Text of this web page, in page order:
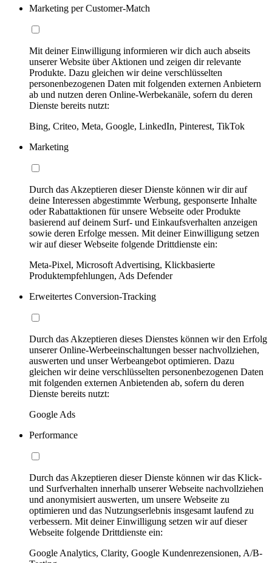
Marketing per Customer-Match
Mit deiner Einwilligung informieren wir dich auch abseits
unserer Website über Aktionen und zeigen dir relevante
Produkte. Dazu gleichen wir deine verschlüsselten
personenbezogenen Daten mit folgenden externen Anbietern
ab und nutzen deren Online-Werbekanäle, sofern du deren
Dienste bereits nutzt:
Bing, Criteo, Meta, Google, LinkedIn, Pinterest, TikTok
Marketing
Durch das Akzeptieren dieser Dienste können wir dir auf
deine Interessen abgestimmte Werbung, gesponserte Inhalte
oder Rabattaktionen für unsere Webseite oder Produkte
basierend auf deinem Surf- und Einkaufsverhalten anzeigen
sowie deren Erfolge messen. Mit deiner Einwilligung setzen
wir auf dieser Webseite folgende Drittdienste ein:
Meta-Pixel, Microsoft Advertising, Klickbasierte
Produktempfehlungen, Ads Defender
Erweitertes Conversion-Tracking
Durch das Akzeptieren dieses Dienstes können wir den Erfolg
unserer Online-Werbeeinschaltungen besser nachvollziehen,
auswerten und unser Werbeangebot optimieren. Dazu
gleichen wir deine verschlüsselten personenbezogenen Daten
mit folgenden externen Anbietenden ab, sofern du deren
Dienste bereits nutzt:
Google Ads
Performance
Durch das Akzeptieren dieser Dienste können wir das Klick-
und Surfverhalten innerhalb unserer Webseite nachvollziehen
und anonymisiert auswerten, um unsere Webseite zu
optimieren und das Nutzungserlebnis insgesamt laufend zu
verbessern. Mit deiner Einwilligung setzen wir auf dieser
Webseite folgende Drittdienste ein:
Google Analytics, Clarity, Google Kundenrezensionen, A/B-